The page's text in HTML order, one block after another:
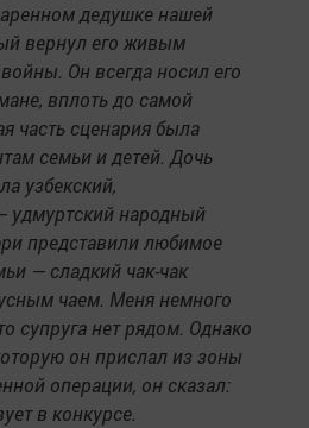
дедушке нашей
вернул его живым
Он всегда носил его
вплоть до самой
часть сценария была
семьи и детей. Дочь
узбекский,
удмуртский народный
представили любимое
— сладкий чак-чак
чаем. Меня немного
супруга нет рядом. Однако
он прислал из зоны
операции, он сказал:
в конкурсе.